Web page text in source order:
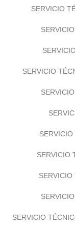
SERVICIO
SERVICIO
SERVICIO
SERVICIO
SERVICIO